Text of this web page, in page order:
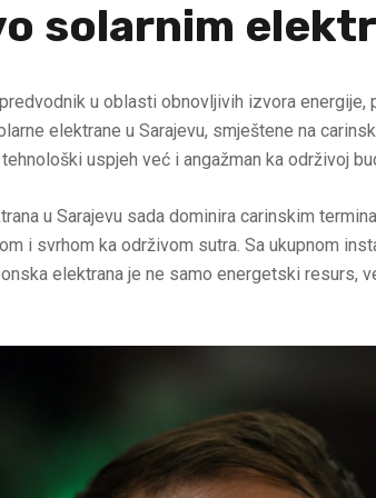
solarnim
predvodnik u oblasti obnovljivih izvora
elektrane u Sarajevu, smještene na
uspjeh već i angažman ka održivoj
u Sarajevu sada dominira carinskim
i svrhom ka održivom sutra. Sa ukupnom
elektrana je ne samo energetski resurs,